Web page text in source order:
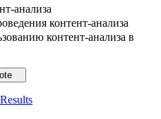
анализа
контент-анализа
контент-анализа в